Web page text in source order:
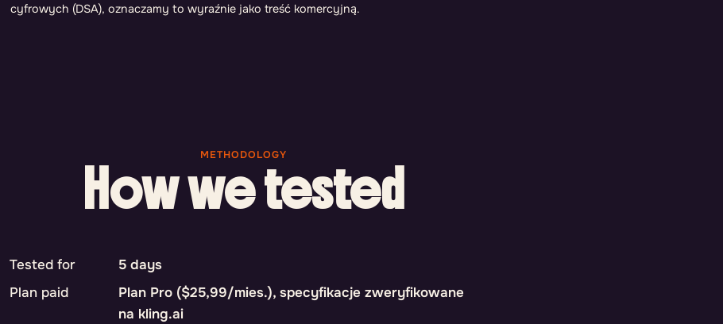
cyfrowych (DSA), oznaczamy to wyraźnie jako treść komercyjną.
METHODOLOGY
How we tested
Tested for
5 days
Plan paid
Plan Pro ($25,99/mies.), specyfikacje zweryfikowane
na kling.ai